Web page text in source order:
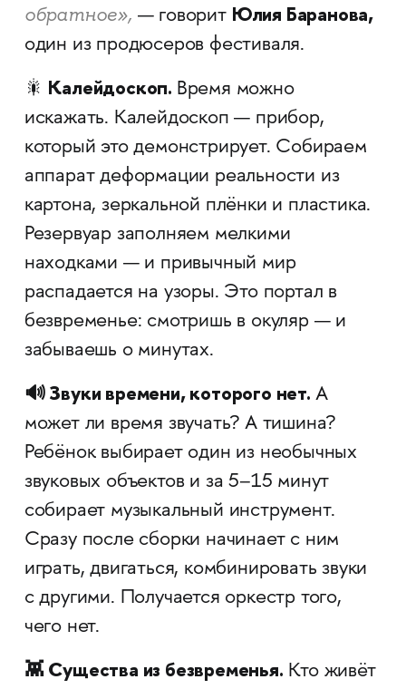
обратное», — говорит Юлия Баранова,
один из продюсеров фестиваля.
🎇​​​​​​​ Калейдоскоп. Время можно
искажать. Калейдоскоп — прибор,
который это демонстрирует. Собираем
аппарат деформации реальности из
картона, зеркальной плёнки и пластика.
Резервуар заполняем мелкими
находками — и привычный мир
распадается на узоры. Это портал в
безвременье: смотришь в окуляр — и
забываешь о минутах.
🔊 Звуки времени, которого нет. А
может ли время звучать? А тишина?
Ребёнок выбирает один из необычных
звуковых объектов и за 5–15 минут
собирает музыкальный инструмент.
Сразу после сборки начинает с ним
играть, двигаться, комбинировать звуки
с другими. Получается оркестр того,
чего нет.
👾 Существа из безвременья. Кто живёт